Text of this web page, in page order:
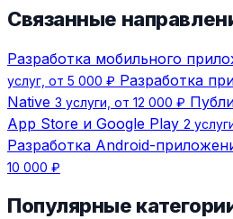
Связанные
Разработка мобильного
услуг, от 5 000 ₽ Разработка
Native 3 услуги, от 12 000 ₽
App Store и Google Play 2
Разработка Android-
10 000 ₽
Популярные